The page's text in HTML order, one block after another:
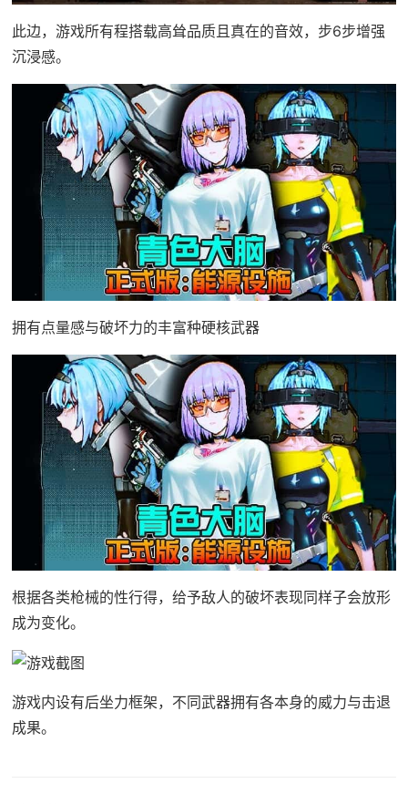
此边，游戏所有程搭载高耸品质且真在的音效，步6步增强
沉浸感。
拥有点量感与破坏力的丰富种硬核武器
根据各类枪械的性行得，给予敌人的破坏表现同样子会放形
成为变化。
游戏内设有后坐力框架，不同武器拥有各本身的威力与击退
成果。